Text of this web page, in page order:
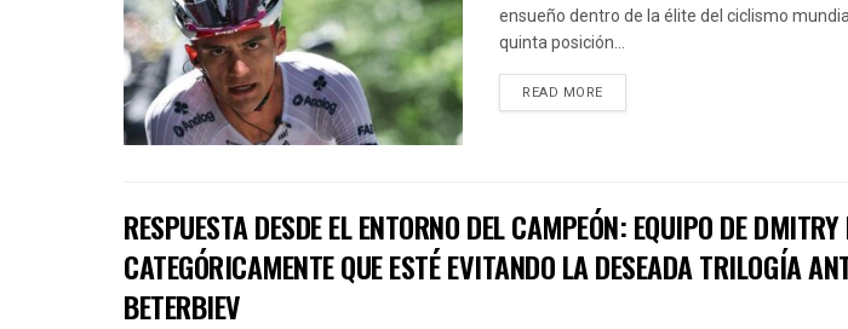
ensueño dentro de la élite del ciclismo
quinta posición...
READ MORE
RESPUESTA DESDE EL ENTORNO DEL CAMPEÓN: EQUIPO DE
CATEGÓRICAMENTE QUE ESTÉ EVITANDO LA DESEADA TRILOGÍA
BETERBIEV